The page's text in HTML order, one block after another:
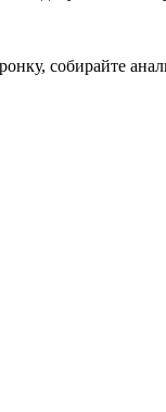
собирайте